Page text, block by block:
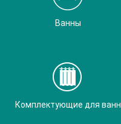
Ванны
Комплектующие для ванн